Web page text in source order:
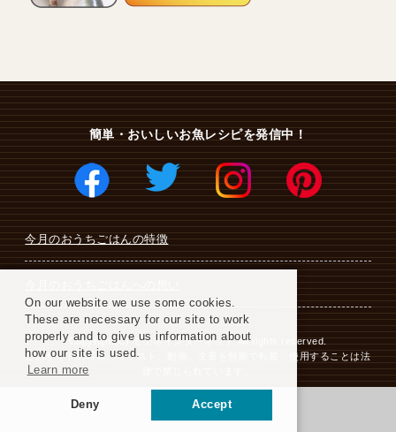
簡単・おいしいお魚レシピを発信中！
今月のおうちごはんの特徴
Copyright(C) ミテネインターネット All rights reserved.
このサイトの写真、イラスト、動画、文章を無断で転載、使用することは法
On our website we use some cookies.
These are necessary for our site to work
properly and to give us information about
how our site is used.
Learn more
Deny Accept